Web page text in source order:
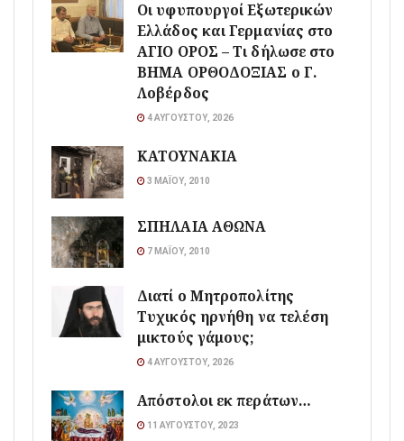
Οι υφυπουργοί Εξωτερικών
Ελλάδος και Γερμανίας στο
ΑΓΙΟ ΟΡΟΣ – Τι δήλωσε στο
ΒΗΜΑ ΟΡΘΟΔΟΞΙΑΣ ο Γ.
Λοβέρδος
4 ΑΥΓΟΎΣΤΟΥ, 2026
ΚΑΤΟΥΝΑΚΙΑ
3 ΜΑΪ́ΟΥ, 2010
ΣΠΗΛΑΙΑ ΑΘΩΝΑ
7 ΜΑΪ́ΟΥ, 2010
Διατί ο Μητροπολίτης
Τυχικός ηρνήθη να τελέση
μικτούς γάμους;
4 ΑΥΓΟΎΣΤΟΥ, 2026
Απόστολοι εκ περάτων…
11 ΑΥΓΟΎΣΤΟΥ, 2023